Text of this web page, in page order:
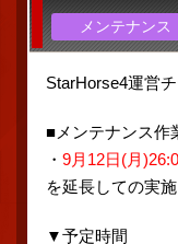
メンテナンス
StarHorse4運営チ
■メンテナンス作
・ 9月12日(月
を延長しての実
▼予定時間